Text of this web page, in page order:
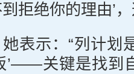
拒绝你的理由’
她表示：“列计划
’——关键是找到